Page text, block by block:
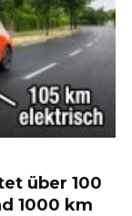
über 100
1000 km